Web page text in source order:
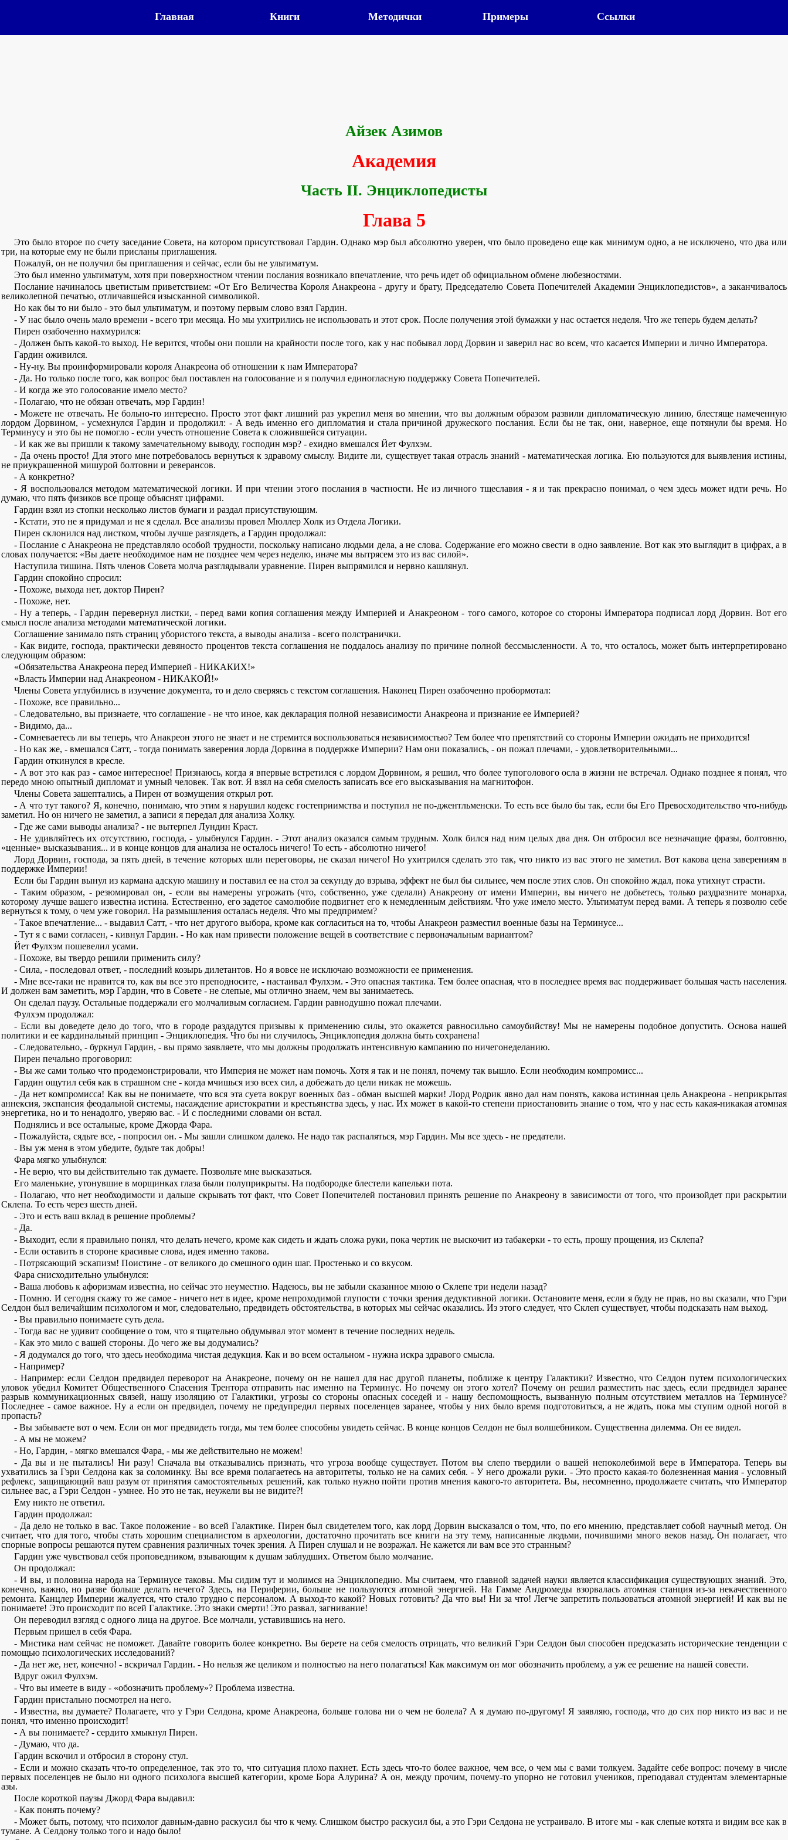
Главная Книги Методички Примеры Ссылки
Айзек Азимов
Академия
Часть II. Энциклопедисты
Глава 5
Это было второе по счету заседание Совета, на котором присутствовал Гардин. Однако мэр был абсолютно уверен, что было проведено еще как минимум одно, а не исключено, что два или
три, на которые ему не были присланы приглашения.
Пожалуй, он не получил бы приглашения и сейчас, если бы не ультиматум.
Это был именно ультиматум, хотя при поверхностном чтении послания возникало впечатление, что речь идет об официальном обмене любезностями.
Послание начиналось цветистым приветствием: «От Его Величества Короля Анакреона - другу и брату, Председателю Совета Попечителей Академии Энциклопедистов», а заканчивалось
великолепной печатью, отличавшейся изысканной символикой.
Но как бы то ни было - это был ультиматум, и поэтому первым слово взял Гардин.
- У нас было очень мало времени - всего три месяца. Но мы ухитрились не использовать и этот срок. После получения этой бумажки у нас остается неделя. Что же теперь будем делать?
Пирен озабоченно нахмурился:
- Должен быть какой-то выход. Не верится, чтобы они пошли на крайности после того, как у нас побывал лорд Дорвин и заверил нас во всем, что касается Империи и лично Императора.
Гардин оживился.
- Ну-ну. Вы проинформировали короля Анакреона об отношении к нам Императора?
- Да. Но только после того, как вопрос был поставлен на голосование и я получил единогласную поддержку Совета Попечителей.
- И когда же это голосование имело место?
- Полагаю, что не обязан отвечать, мэр Гардин!
- Можете не отвечать. Не больно-то интересно. Просто этот факт лишний раз укрепил меня во мнении, что вы должным образом развили дипломатическую линию, блестяще намеченную
лордом Дорвином, - усмехнулся Гардин и продолжил: - А ведь именно его дипломатия и стала причиной дружеского послания. Если бы не так, они, наверное, еще потянули бы время. Но
Терминусу и это бы не помогло - если учесть отношение Совета к сложившейся ситуации.
- И как же вы пришли к такому замечательному выводу, господин мэр? - ехидно вмешался Йет Фулхэм.
- Да очень просто! Для этого мне потребовалось вернуться к здравому смыслу. Видите ли, существует такая отрасль знаний - математическая логика. Ею пользуются для выявления истины,
не приукрашенной мишурой болтовни и реверансов.
- А конкретно?
- Я воспользовался методом математической логики. И при чтении этого послания в частности. Не из личного тщеславия - я и так прекрасно понимал, о чем здесь может идти речь. Но
думаю, что пять физиков все проще объяснят цифрами.
Гардин взял из стопки несколько листов бумаги и раздал присутствующим.
- Кстати, это не я придумал и не я сделал. Все анализы провел Мюллер Холк из Отдела Логики.
Пирен склонился над листком, чтобы лучше разглядеть, а Гардин продолжал:
- Послание с Анакреона не представляло особой трудности, поскольку написано людьми дела, а не слова. Содержание его можно свести в одно заявление. Вот как это выглядит в цифрах, а в
словах получается: «Вы даете необходимое нам не позднее чем через неделю, иначе мы вытрясем это из вас силой».
Наступила тишина. Пять членов Совета молча разглядывали уравнение. Пирен выпрямился и нервно кашлянул.
Гардин спокойно спросил:
- Похоже, выхода нет, доктор Пирен?
- Похоже, нет.
- Ну а теперь, - Гардин перевернул листки, - перед вами копия соглашения между Империей и Анакреоном - того самого, которое со стороны Императора подписал лорд Дорвин. Вот его
смысл после анализа методами математической логики.
Соглашение занимало пять страниц убористого текста, а выводы анализа - всего полстранички.
- Как видите, господа, практически девяносто процентов текста соглашения не поддалось анализу по причине полной бессмысленности. А то, что осталось, может быть интерпретировано
следующим образом:
«Обязательства Анакреона перед Империей - НИКАКИХ!»
«Власть Империи над Анакреоном - НИКАКОЙ!»
Члены Совета углубились в изучение документа, то и дело сверяясь с текстом соглашения. Наконец Пирен озабоченно пробормотал:
- Похоже, все правильно...
- Следовательно, вы признаете, что соглашение - не что иное, как декларация полной независимости Анакреона и признание ее Империей?
- Видимо, да...
- Сомневаетесь ли вы теперь, что Анакреон этого не знает и не стремится воспользоваться независимостью? Тем более что препятствий со стороны Империи ожидать не приходится!
- Но как же, - вмешался Сатт, - тогда понимать заверения лорда Дорвина в поддержке Империи? Нам они показались, - он пожал плечами, - удовлетворительными...
Гардин откинулся в кресле.
- А вот это как раз - самое интересное! Признаюсь, когда я впервые встретился с лордом Дорвином, я решил, что более тупоголового осла в жизни не встречал. Однако позднее я понял, что
передо мною опытный дипломат и умный человек. Так вот. Я взял на себя смелость записать все его высказывания на магнитофон.
Члены Совета зашептались, а Пирен от возмущения открыл рот.
- А что тут такого? Я, конечно, понимаю, что этим я нарушил кодекс гостеприимства и поступил не по-джентльменски. То есть все было бы так, если бы Его Превосходительство что-нибудь
заметил. Но он ничего не заметил, а записи я передал для анализа Холку.
- Где же сами выводы анализа? - не вытерпел Лундин Краст.
- Не удивляйтесь их отсутствию, господа, - улыбнулся Гардин. - Этот анализ оказался самым трудным. Холк бился над ним целых два дня. Он отбросил все незначащие фразы, болтовню,
«ценные» высказывания... и в конце концов для анализа не осталось ничего! То есть - абсолютно ничего!
Лорд Дорвин, господа, за пять дней, в течение которых шли переговоры, не сказал ничего! Но ухитрился сделать это так, что никто из вас этого не заметил. Вот какова цена заверениям в
поддержке Империи!
Если бы Гардин вынул из кармана адскую машину и поставил ее на стол за секунду до взрыва, эффект не был бы сильнее, чем после этих слов. Он спокойно ждал, пока утихнут страсти.
- Таким образом, - резюмировал он, - если вы намерены угрожать (что, собственно, уже сделали) Анакреону от имени Империи, вы ничего не добьетесь, только раздразните монарха,
которому лучше вашего известна истина. Естественно, его задетое самолюбие подвигнет его к немедленным действиям. Что уже имело место. Ультиматум перед вами. А теперь я позволю себе
вернуться к тому, о чем уже говорил. На размышления осталась неделя. Что мы предпримем?
- Такое впечатление... - выдавил Сатт, - что нет другого выбора, кроме как согласиться на то, чтобы Анакреон разместил военные базы на Терминусе...
- Тут я с вами согласен, - кивнул Гардин. - Но как нам привести положение вещей в соответствие с первоначальным вариантом?
Йет Фулхэм пошевелил усами.
- Похоже, вы твердо решили применить силу?
- Сила, - последовал ответ, - последний козырь дилетантов. Но я вовсе не исключаю возможности ее применения.
- Мне все-таки не нравится то, как вы все это преподносите, - настаивал Фулхэм. - Это опасная тактика. Тем более опасная, что в последнее время вас поддерживает большая часть населения.
И должен вам заметить, мэр Гардин, что в Совете - не слепые, мы отлично знаем, чем вы занимаетесь.
Он сделал паузу. Остальные поддержали его молчаливым согласием. Гардин равнодушно пожал плечами.
Фулхэм продолжал:
- Если вы доведете дело до того, что в городе раздадутся призывы к применению силы, это окажется равносильно самоубийству! Мы не намерены подобное допустить. Основа нашей
политики и ее кардинальный принцип - Энциклопедия. Что бы ни случилось, Энциклопедия должна быть сохранена!
- Следовательно, - буркнул Гардин, - вы прямо заявляете, что мы должны продолжать интенсивную кампанию по ничегонеделанию.
Пирен печально проговорил:
- Вы же сами только что продемонстрировали, что Империя не может нам помочь. Хотя я так и не понял, почему так вышло. Если необходим компромисс...
Гардин ощутил себя как в страшном сне - когда мчишься изо всех сил, а добежать до цели никак не можешь.
- Да нет компромисса! Как вы не понимаете, что вся эта суета вокруг военных баз - обман высшей марки! Лорд Родрик явно дал нам понять, какова истинная цель Анакреона - неприкрытая
аннексия, экспансия феодальной системы, насаждение аристократии и крестьянства здесь, у нас. Их может в какой-то степени приостановить знание о том, что у нас есть какая-никакая атомная
энергетика, но и то ненадолго, уверяю вас. - И с последними словами он встал.
Поднялись и все остальные, кроме Джорда Фара.
- Пожалуйста, сядьте все, - попросил он. - Мы зашли слишком далеко. Не надо так распаляться, мэр Гардин. Мы все здесь - не предатели.
- Вы уж меня в этом убедите, будьте так добры!
Фара мягко улыбнулся:
- Не верю, что вы действительно так думаете. Позвольте мне высказаться.
Его маленькие, утонувшие в морщинках глаза были полуприкрыты. На подбородке блестели капельки пота.
- Полагаю, что нет необходимости и дальше скрывать тот факт, что Совет Попечителей постановил принять решение по Анакреону в зависимости от того, что произойдет при раскрытии
Склепа. То есть через шесть дней.
- Это и есть ваш вклад в решение проблемы?
- Да.
- Выходит, если я правильно понял, что делать нечего, кроме как сидеть и ждать сложа руки, пока чертик не выскочит из табакерки - то есть, прошу прощения, из Склепа?
- Если оставить в стороне красивые слова, идея именно такова.
- Потрясающий эскапизм! Поистине - от великого до смешного один шаг. Простенько и со вкусом.
Фара снисходительно улыбнулся:
- Ваша любовь к афоризмам известна, но сейчас это неуместно. Надеюсь, вы не забыли сказанное мною о Склепе три недели назад?
- Помню. И сегодня скажу то же самое - ничего нет в идее, кроме непроходимой глупости с точки зрения дедуктивной логики. Остановите меня, если я буду не прав, но вы сказали, что Гэри
Селдон был величайшим психологом и мог, следовательно, предвидеть обстоятельства, в которых мы сейчас оказались. Из этого следует, что Склеп существует, чтобы подсказать нам выход.
- Вы правильно понимаете суть дела.
- Тогда вас не удивит сообщение о том, что я тщательно обдумывал этот момент в течение последних недель.
- Как это мило с вашей стороны. До чего же вы додумались?
- Я додумался до того, что здесь необходима чистая дедукция. Как и во всем остальном - нужна искра здравого смысла.
- Например?
- Например: если Селдон предвидел переворот на Анакреоне, почему он не нашел для нас другой планеты, поближе к центру Галактики? Известно, что Селдон путем психологических
уловок убедил Комитет Общественного Спасения Трентора отправить нас именно на Терминус. Но почему он этого хотел? Почему он решил разместить нас здесь, если предвидел заранее
разрыв коммуникационных связей, нашу изоляцию от Галактики, угрозы со стороны опасных соседей и - нашу беспомощность, вызванную полным отсутствием металлов на Терминусе?
Последнее - самое важное. Ну а если он предвидел, почему не предупредил первых поселенцев заранее, чтобы у них было время подготовиться, а не ждать, пока мы ступим одной ногой в
пропасть?
- Вы забываете вот о чем. Если он мог предвидеть тогда, мы тем более способны увидеть сейчас. В конце концов Селдон не был волшебником. Существенна дилемма. Он ее видел.
- А мы не можем?
- Но, Гардин, - мягко вмешался Фара, - мы же действительно не можем!
- Да вы и не пытались! Ни разу! Сначала вы отказывались признать, что угроза вообще существует. Потом вы слепо твердили о вашей непоколебимой вере в Императора. Теперь вы
ухватились за Гэри Селдона как за соломинку. Вы все время полагаетесь на авторитеты, только не на самих себя. - У него дрожали руки. - Это просто какая-то болезненная мания - условный
рефлекс, защищающий ваш разум от принятия самостоятельных решений, как только нужно пойти против мнения какого-то авторитета. Вы, несомненно, продолжаете считать, что Император
сильнее вас, а Гэри Селдон - умнее. Но это не так, неужели вы не видите?!
Ему никто не ответил.
Гардин продолжал:
- Да дело не только в вас. Такое положение - во всей Галактике. Пирен был свидетелем того, как лорд Дорвин высказался о том, что, по его мнению, представляет собой научный метод. Он
считает, что для того, чтобы стать хорошим специалистом в археологии, достаточно прочитать все книги на эту тему, написанные людьми, почившими много веков назад. Он полагает, что
спорные вопросы решаются путем сравнения различных точек зрения. А Пирен слушал и не возражал. Не кажется ли вам все это странным?
Гардин уже чувствовал себя проповедником, взывающим к душам заблудших. Ответом было молчание.
Он продолжал:
- И вы, и половина народа на Терминусе таковы. Мы сидим тут и молимся на Энциклопедию. Мы считаем, что главной задачей науки является классификация существующих знаний. Это,
конечно, важно, но разве больше делать нечего? Здесь, на Периферии, больше не пользуются атомной энергией. На Гамме Андромеды взорвалась атомная станция из-за некачественного
ремонта. Канцлер Империи жалуется, что стало трудно с персоналом. А выход-то какой? Новых готовить? Да что вы! Ни за что! Легче запретить пользоваться атомной энергией! И как вы не
понимаете! Это происходит по всей Галактике. Это знаки смерти! Это развал, загнивание!
Он переводил взгляд с одного лица на другое. Все молчали, уставившись на него.
Первым пришел в себя Фара.
- Мистика нам сейчас не поможет. Давайте говорить более конкретно. Вы берете на себя смелость отрицать, что великий Гэри Селдон был способен предсказать исторические тенденции с
помощью психологических исследований?
- Да нет же, нет, конечно! - вскричал Гардин. - Но нельзя же целиком и полностью на него полагаться! Как максимум он мог обозначить проблему, а уж ее решение на нашей совести.
Вдруг ожил Фулхэм.
- Что вы имеете в виду - «обозначить проблему»? Проблема известна.
Гардин пристально посмотрел на него.
- Известна, вы думаете? Полагаете, что у Гэри Селдона, кроме Анакреона, больше голова ни о чем не болела? А я думаю по-другому! Я заявляю, господа, что до сих пор никто из вас и не
понял, что именно происходит!
- А вы понимаете? - сердито хмыкнул Пирен.
- Думаю, что да.
Гардин вскочил и отбросил в сторону стул.
- Если и можно сказать что-то определенное, так это то, что ситуация плохо пахнет. Есть здесь что-то более важное, чем все, о чем мы с вами толкуем. Задайте себе вопрос: почему в числе
первых поселенцев не было ни одного психолога высшей категории, кроме Бора Алурина? А он, между прочим, почему-то упорно не готовил учеников, преподавал студентам элементарные
азы.
После короткой паузы Джорд Фара выдавил:
- Как понять почему?
- Может быть, потому, что психолог давным-давно раскусил бы что к чему. Слишком быстро раскусил бы, а это Гэри Селдона не устраивало. В итоге мы - как слепые котята и видим все как в
тумане. А Селдону только того и надо было!